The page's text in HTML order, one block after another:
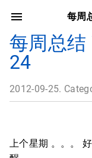
每周
每周总结
24
2012-09-25.
上个星期 。。。